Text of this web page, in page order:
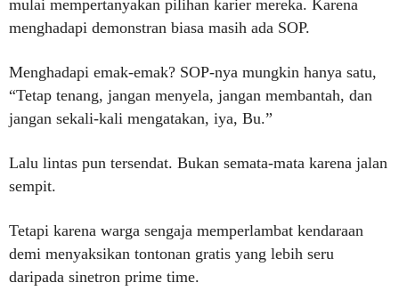
mulai mempertanyakan pilihan karier mereka. Karena
menghadapi demonstran biasa masih ada SOP.
Menghadapi emak-emak? SOP-nya mungkin hanya satu,
“Tetap tenang, jangan menyela, jangan membantah, dan
jangan sekali-kali mengatakan, iya, Bu.”
Lalu lintas pun tersendat. Bukan semata-mata karena jalan
sempit.
Tetapi karena warga sengaja memperlambat kendaraan
demi menyaksikan tontonan gratis yang lebih seru
daripada sinetron prime time.